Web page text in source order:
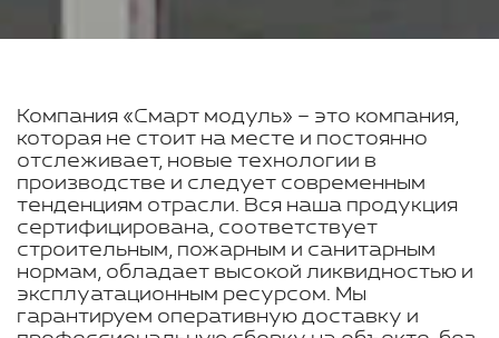
Компания «Смарт модуль» – это компания,
которая не стоит на месте и постоянно
отслеживает, новые технологии в
производстве и следует современным
тенденциям отрасли. Вся наша продукция
сертифицирована, соответствует
строительным, пожарным и санитарным
нормам, обладает высокой ликвидностью и
эксплуатационным ресурсом. Мы
гарантируем оперативную доставку и